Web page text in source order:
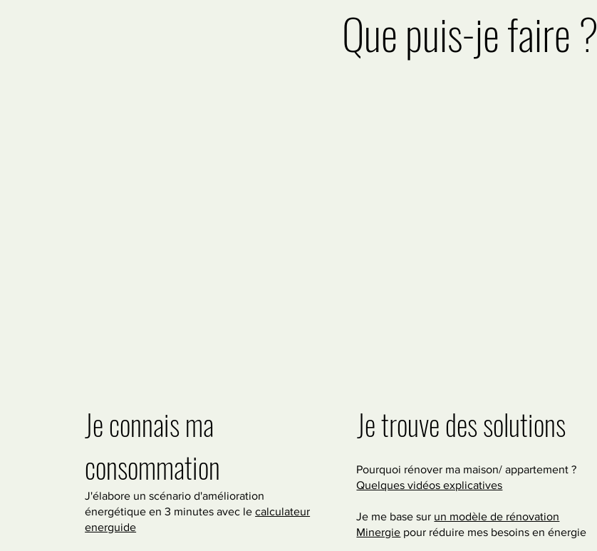
Je connais ma
consommation
J'élabore un scénario d'amélioration
énergétique en 3 minutes avec lecalculateur
energuide
Je trouve des solutions
Pourquoi rénover ma maison/ appartement ?
Quelques vidéos explicatives
Je me base sur un modèle de rénovation
Minergie pour réduire mes besoins en énergie
Que puis-je faire ?